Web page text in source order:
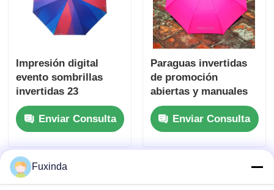
Impresión digital
evento sombrillas
invertidas 23
pulgadas doble capa
sombrilla invertida
Enviar Consulta
Paraguas invertidas
de promoción
abiertas y manuales
Paraguas a prueba de
viento de doble capa
Enviar Consulta
Fuxinda